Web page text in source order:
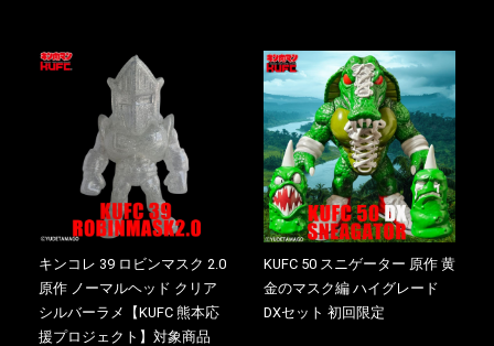
キンコレ 39 ロビンマスク 2.0
原作 ノーマルヘッド クリア
シルバーラメ【KUFC 熊本応
援プロジェクト】対象商品
KUFC 50 スニゲーター 原作 黄
金のマスク編 ハイグレード
DXセット 初回限定